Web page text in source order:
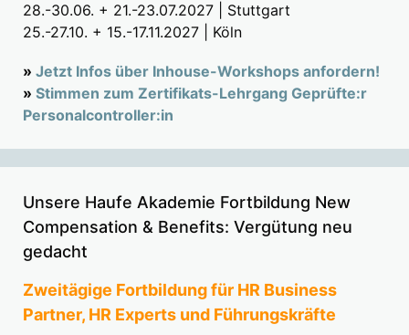
28.-30.06. + 21.-23.07.2027 | Stuttgart
25.-27.10. + 15.-17.11.2027 | Köln
» Jetzt Infos über Inhouse-Workshops anfordern!
» Stimmen zum Zertifikats-Lehrgang Geprüfte:r
Personalcontroller:in
Unsere Haufe Akademie Fortbildung New
Compensation & Benefits: Vergütung neu
gedacht
Zweitägige Fortbildung für HR Business
Partner, HR Experts und Führungskräfte